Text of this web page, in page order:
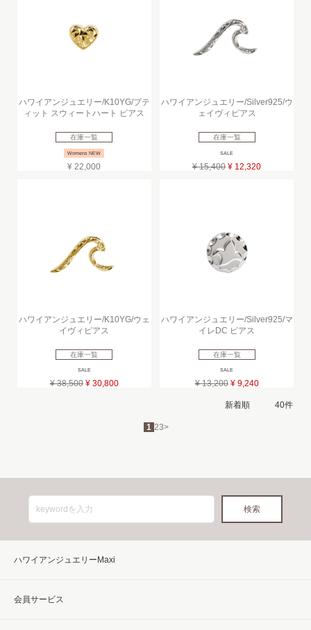
ハワイアンジュエリー/K10YG/プテ
ィット スウィートハート ピアス
在庫一覧
Womens NEW
¥ 22,000
ハワイアンジュエリー/Silver925/ウ
ェイヴィピアス
在庫一覧
SALE
¥ 15,400 ¥ 12,320
ハワイアンジュエリー/K10YG/ウェ
イヴィピアス
在庫一覧
SALE
¥ 38,500 ¥ 30,800
ハワイアンジュエリー/Silver925/マ
イレDC ピアス
在庫一覧
SALE
¥ 13,200 ¥ 9,240
1 23>
ハワイアンジュエリーMaxi
会員サービス